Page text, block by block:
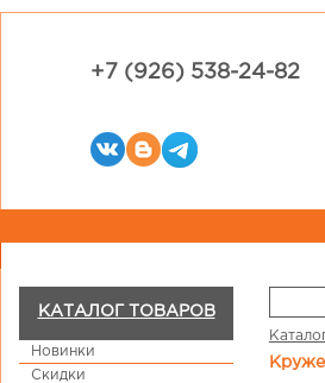
+7 (926) 538-24-82
КАТАЛОГ ТОВАРОВ
Новинки
Скидки